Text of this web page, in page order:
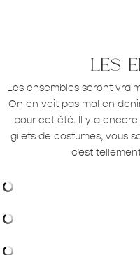
les
Les ensembles seront
On en voit pas mal en
pour cet été. Il y a
gilets de costumes, vous
c’est